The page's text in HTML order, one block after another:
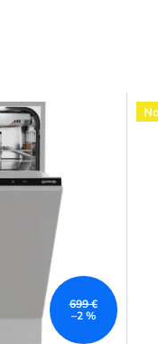
699 €
–2 %